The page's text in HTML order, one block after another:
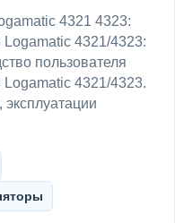
4321 4323:
4321/4323:
пользователя
4321/4323.